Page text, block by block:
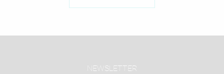
NEWSLETTER